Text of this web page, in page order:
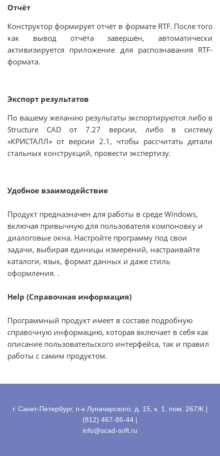
Отчёт
Конструктор формирует отчёт в формате RTF. После того
как вывод отчёта завершён, автоматически
активизируется приложение для распознавания RTF-
формата.
Экспорт результатов
По вашему желанию результаты экспортируются либо в
Structure CAD от 7.27 версии, либо в систему
«КРИСТАЛЛ» от версии 2.1, чтобы рассчитать детали
стальных конструкций, провести экспертизу.
Удобное взаимодействие
Продукт предназначен для работы в среде Windows,
включая привычную для пользователя компоновку и
диалоговые окна. Настройте программу под свои
задачи, выбирая единицы измерений, настраивайте
каталоги, язык, формат данных и даже стиль
оформления. .
Help (Справочная информация)
Программный продукт имеет в составе подробную
справочную информацию, которая включает в себя как
описание пользовательского интерфейса, так и правил
работы с самим продуктом.
г. Санкт-Петербург, п-к Луначарского, д. 15, к. 1, пом. 267Ж |
(812) 467-86-44 |
info@scad-soft.ru